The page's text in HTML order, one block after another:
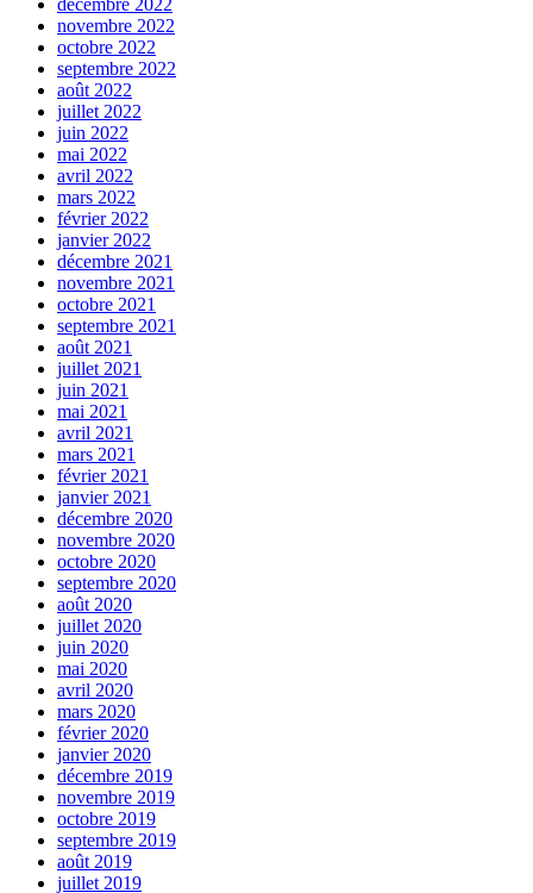
décembre 2022
novembre 2022
octobre 2022
septembre 2022
août 2022
juillet 2022
juin 2022
mai 2022
avril 2022
mars 2022
février 2022
janvier 2022
décembre 2021
novembre 2021
octobre 2021
septembre 2021
août 2021
juillet 2021
juin 2021
mai 2021
avril 2021
mars 2021
février 2021
janvier 2021
décembre 2020
novembre 2020
octobre 2020
septembre 2020
août 2020
juillet 2020
juin 2020
mai 2020
avril 2020
mars 2020
février 2020
janvier 2020
décembre 2019
novembre 2019
octobre 2019
septembre 2019
août 2019
juillet 2019